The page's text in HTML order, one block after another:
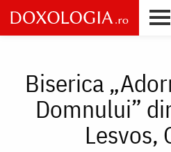
Skip
to
main
Biserica
Domnului”
Lesvos,